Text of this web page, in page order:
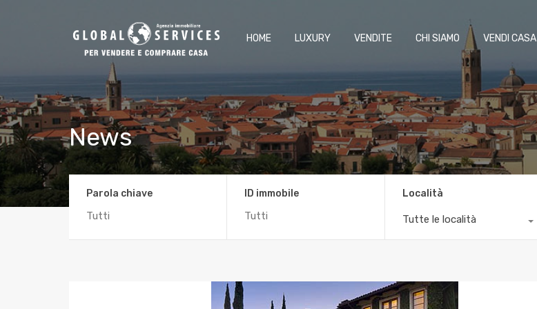
HOME LUXURY VENDITE CHI SIAMO VENDI CASA
News
Parola chiave ID immobile Località
Tutte le località